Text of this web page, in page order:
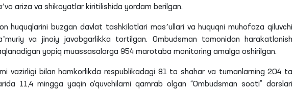
ariza va shikoyatlar kiritilishida yordam berilgan.
huquqlarini buzgan davlat tashkilotlari masʼullari va huquqni muhofaza qiluvchi
va jinoiy javobgarlikka tortilgan. Ombudsman tomonidan harakatlanish
yopiq muassasalarga 954 marotaba monitoring amalga oshirilgan.
vazirligi bilan hamkorlikda respublikadagi 81 ta shahar va tumanlarning 204 ta
11,4 mingga yaqin o‘quvchilarni qamrab olgan “Ombudsman soati” darslari